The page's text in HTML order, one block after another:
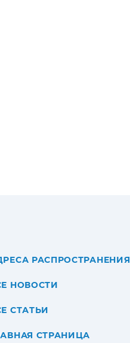
РАСПРОСТРАНЕНИЯ
НОВОСТИ
СТАТЬИ
СТРАНИЦА